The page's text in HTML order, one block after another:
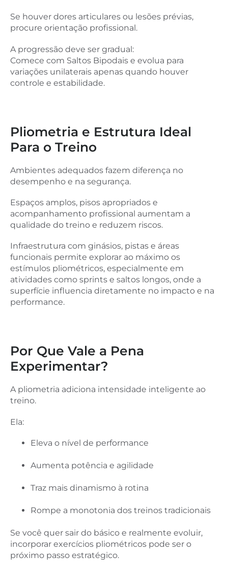
Se houver dores articulares ou lesões prévias,
procure orientação profissional.
A progressão deve ser gradual:
Comece com Saltos Bipodais e evolua para
variações unilaterais apenas quando houver
controle e estabilidade.
Pliometria e Estrutura Ideal
Para o Treino
Ambientes adequados fazem diferença no
desempenho e na segurança.
Espaços amplos, pisos apropriados e
acompanhamento profissional aumentam a
qualidade do treino e reduzem riscos.
Infraestrutura com ginásios, pistas e áreas
funcionais permite explorar ao máximo os
estímulos pliométricos, especialmente em
atividades como sprints e saltos longos, onde a
superfície influencia diretamente no impacto e na
performance.
Por Que Vale a Pena
Experimentar?
A pliometria adiciona intensidade inteligente ao
treino.
Ela:
Eleva o nível de performance
Aumenta potência e agilidade
Traz mais dinamismo à rotina
Rompe a monotonia dos treinos tradicionais
Se você quer sair do básico e realmente evoluir,
incorporar exercícios pliométricos pode ser o
próximo passo estratégico.